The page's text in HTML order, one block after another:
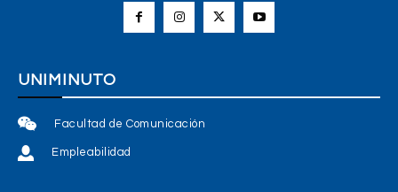
UNIMINUTO
Facultad de Comunicación
Empleabilidad